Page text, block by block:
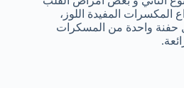
المكسرات المفيدة اللوز،
حفنة واحدة من المسكرات